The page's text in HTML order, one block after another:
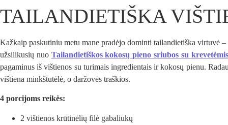
TAILANDIETIŠKA
Kažkaip paskutiniu metu mane pradėjo dominti tailandietiška virtuvė
užsilikusių nuo Tailandietiškos kokosų pieno sriubos su
pagaminus iš vištienos su turimais ingredientais ir kokosų pienu.
vištiena minkštutėlė, o daržovės traškios.
4 porcijoms reikės:
2 vištienos krūtinėlių filė gabaliukų